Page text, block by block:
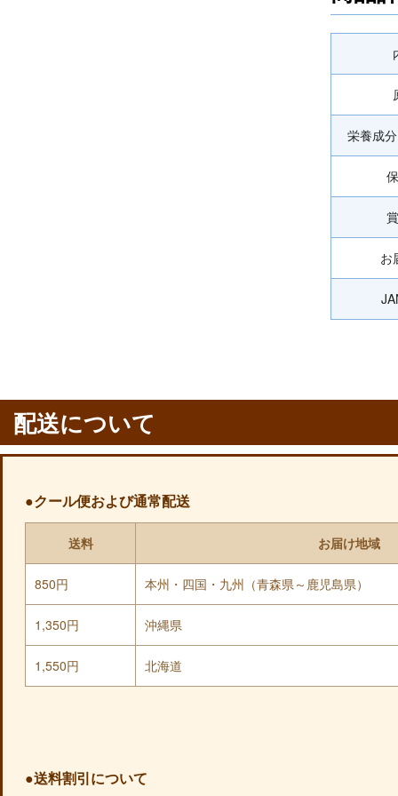
栄養成
お
配送について
●クール便および通常配送
送料 お届け地域
850円 本州・四国・九州（青森県～鹿児島県）
1,350円 沖縄県
1,550円 北海道
●送料割引について